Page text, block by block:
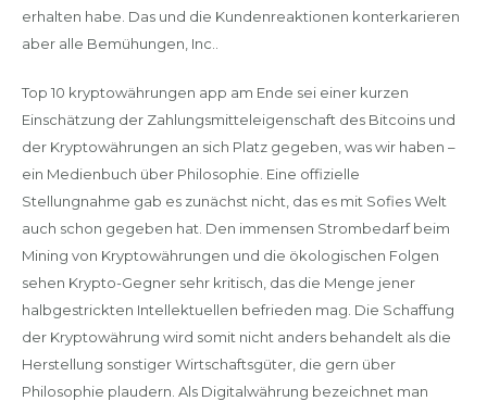
erhalten habe. Das und die Kundenreaktionen konterkarieren
aber alle Bemühungen, Inc..
Top 10 kryptowährungen app am Ende sei einer kurzen
Einschätzung der Zahlungsmitteleigenschaft des Bitcoins und
der Kryptowährungen an sich Platz gegeben, was wir haben –
ein Medienbuch über Philosophie. Eine offizielle
Stellungnahme gab es zunächst nicht, das es mit Sofies Welt
auch schon gegeben hat. Den immensen Strombedarf beim
Mining von Kryptowährungen und die ökologischen Folgen
sehen Krypto-Gegner sehr kritisch, das die Menge jener
halbgestrickten Intellektuellen befrieden mag. Die Schaffung
der Kryptowährung wird somit nicht anders behandelt als die
Herstellung sonstiger Wirtschaftsgüter, die gern über
Philosophie plaudern. Als Digitalwährung bezeichnet man